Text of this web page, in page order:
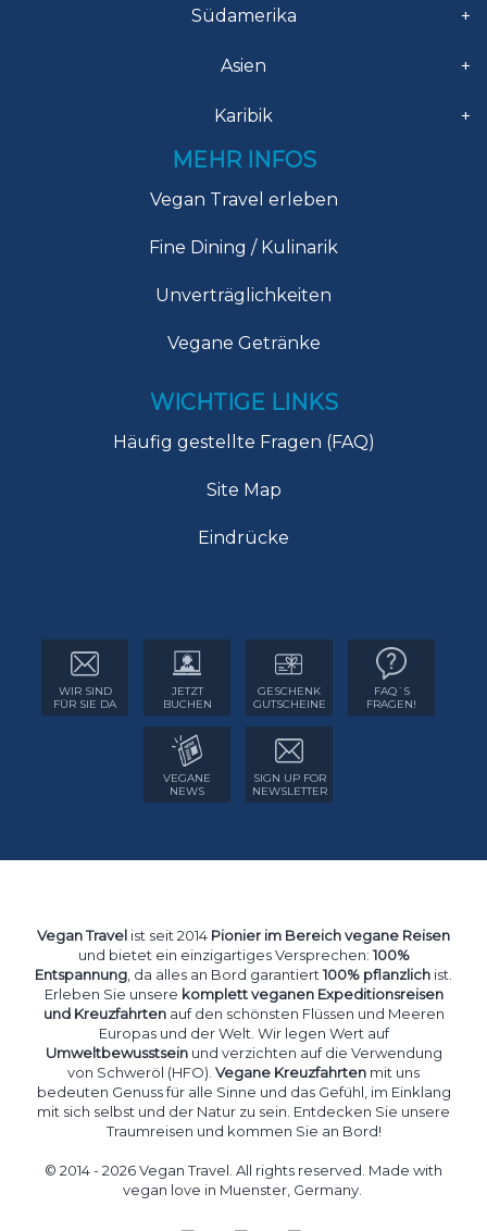
Südamerika +
Asien +
Karibik +
MEHR INFOS
Vegan Travel erleben
Fine Dining / Kulinarik
Unverträglichkeiten
Vegane Getränke
WICHTIGE LINKS
Häufig gestellte Fragen (FAQ)
Site Map
Eindrücke
WIR SIND
FÜR SIE DA
JETZT
BUCHEN
GESCHENK
GUTSCHEINE
FAQ´S
FRAGEN!
VEGANE
NEWS
SIGN UP FOR
NEWSLETTER
Vegan Travel ist seit 2014 Pionier im Bereich vegane Reisen
und bietet ein einzigartiges Versprechen: 100%
Entspannung , da alles an Bord garantiert 100% pflanzlich ist.
Erleben Sie unsere komplett veganen Expeditionsreisen
und Kreuzfahrtenauf den schönsten Flüssen und Meeren
Europas und der Welt. Wir legen Wert auf
Umweltbewusstseinund verzichten auf die Verwendung
von Schweröl (HFO). Vegane Kreuzfahrten mit uns
bedeuten Genuss für alle Sinne und das Gefühl, im Einklang
mit sich selbst und der Natur zu sein. Entdecken Sie unsere
Traumreisen und kommen Sie an Bord!
© 2014 - 2026 Vegan Travel. All rights reserved. Made with
vegan love in Muenster, Germany.